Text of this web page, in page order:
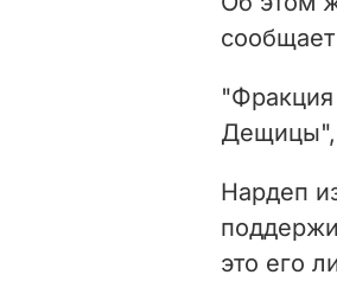
сообщает
Дещицы",
Нардеп
это его